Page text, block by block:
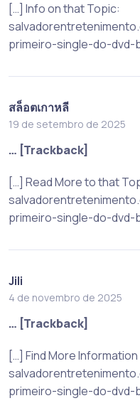
[…] Info on that Topic:
primeiro-single-do-dvd-
สล็อตเกาหลี
19 de setembro de 2025
… [Trackback]
[…] Read More to that
primeiro-single-do-dvd-
Jili
4 de novembro de 2025
… [Trackback]
[…] Find More
primeiro-single-do-dvd-